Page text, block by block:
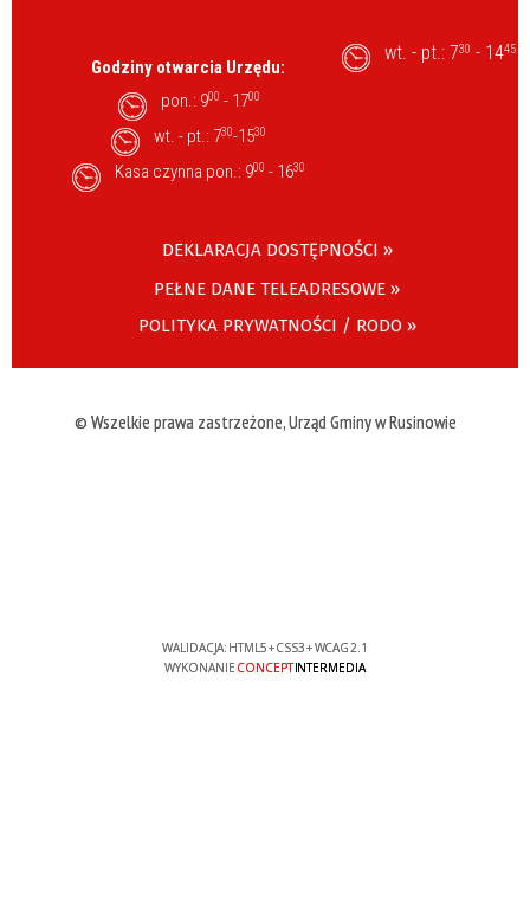
Godziny otwarcia Urzędu:
pon.: 900 - 1700
wt. - pt.: 730-1530
Kasa czynna pon.: 900 - 1630
wt. - pt.: 730 - 1445
DEKLARACJA DOSTĘPNOŚCI »
PEŁNE DANE TELEADRESOWE »
POLITYKA PRYWATNOŚCI / RODO »
© Wszelkie prawa zastrzeżone, Urząd Gminy w Rusinowie
WALIDACJA: HTML5+CSS3+WCAG 2.1
WYKONANIE CONCEPTINTERMEDIA